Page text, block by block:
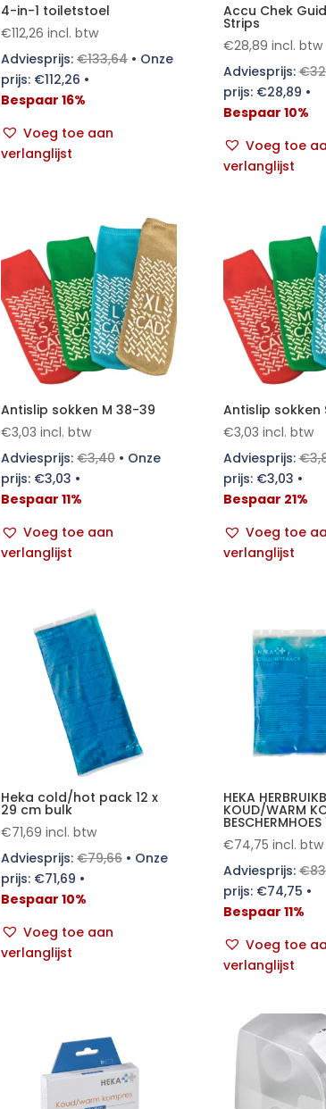
4-in-1 toiletstoel
€112,26 incl. btw
Adviesprijs:€133,64 • Onze
prijs: €112,26 •
Bespaar 16%
Voeg toe aan
verlanglijst
Accu Chek
Strips
€28,89 incl. btw
Adviesprijs:€
prijs: €28,89 •
Bespaar 10%
Voeg toe
verlanglijst
Antislip sokken M 38-39
€3,03 incl. btw
Adviesprijs:€3,40 • Onze
prijs: €3,03 •
Bespaar 11%
Voeg toe aan
verlanglijst
Antislip sokken
€3,03 incl. btw
Adviesprijs:€
prijs: €3,03 •
Bespaar 21%
Voeg toe
verlanglijst
Heka cold/hot pack 12 x
29 cm bulk
€71,69 incl. btw
Adviesprijs:€79,66 • Onze
prijs: €71,69 •
Bespaar 10%
Voeg toe aan
verlanglijst
HEKA
KOUD/WARM
€74,75 incl. btw
Adviesprijs:€
prijs: €74,75 •
Bespaar 11%
Voeg toe
verlanglijst